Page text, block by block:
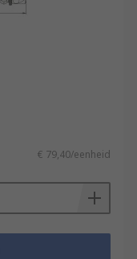
€ 79,40/eenheid